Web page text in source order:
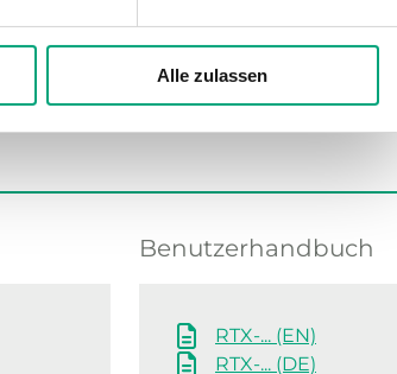
Alle zulassen
Benutzerhandbuch
RTX-... (EN)
RTX-... (DE)